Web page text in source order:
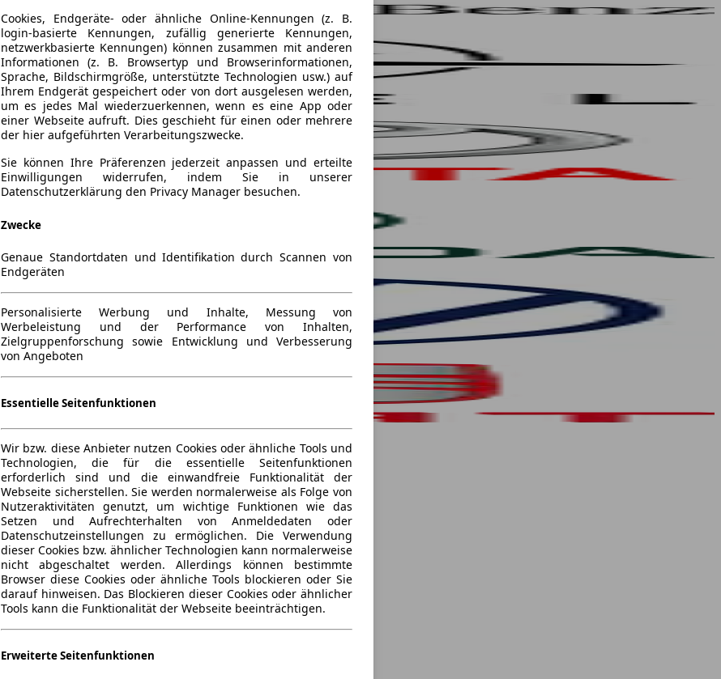
Cookies, Endgeräte- oder ähnliche Online-Kennungen (z. B.
login-basierte Kennungen, zufällig generierte Kennungen,
netzwerkbasierte Kennungen) können zusammen mit anderen
Informationen (z. B. Browsertyp und Browserinformationen,
Sprache, Bildschirmgröße, unterstützte Technologien usw.) auf
Ihrem Endgerät gespeichert oder von dort ausgelesen werden,
um es jedes Mal wiederzuerkennen, wenn es eine App oder
einer Webseite aufruft. Dies geschieht für einen oder mehrere
der hier aufgeführten Verarbeitungszwecke.
Sie können Ihre Präferenzen jederzeit anpassen und erteilte
Einwilligungen widerrufen, indem Sie in unserer
Datenschutzerklärung den Privacy Manager besuchen.
Zwecke
Genaue Standortdaten und Identifikation durch Scannen von
Endgeräten
Personalisierte Werbung und Inhalte, Messung von
Werbeleistung und der Performance von Inhalten,
Zielgruppenforschung sowie Entwicklung und Verbesserung
von Angeboten
Essentielle Seitenfunktionen
Wir bzw. diese Anbieter nutzen Cookies oder ähnliche Tools und
Technologien, die für die essentielle Seitenfunktionen
erforderlich sind und die einwandfreie Funktionalität der
Webseite sicherstellen. Sie werden normalerweise als Folge von
Nutzeraktivitäten genutzt, um wichtige Funktionen wie das
Setzen und Aufrechterhalten von Anmeldedaten oder
Datenschutzeinstellungen zu ermöglichen. Die Verwendung
dieser Cookies bzw. ähnlicher Technologien kann normalerweise
nicht abgeschaltet werden. Allerdings können bestimmte
Browser diese Cookies oder ähnliche Tools blockieren oder Sie
darauf hinweisen. Das Blockieren dieser Cookies oder ähnlicher
Tools kann die Funktionalität der Webseite beeinträchtigen.
Erweiterte Seitenfunktionen